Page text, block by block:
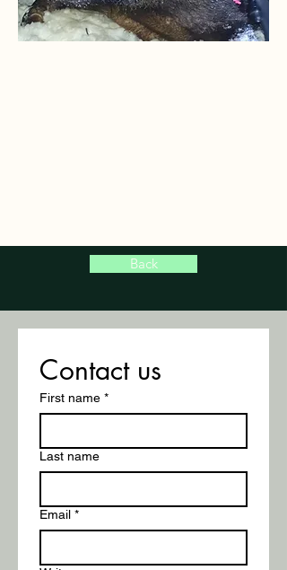
Back
Contact us
First name *
Last name
Email *